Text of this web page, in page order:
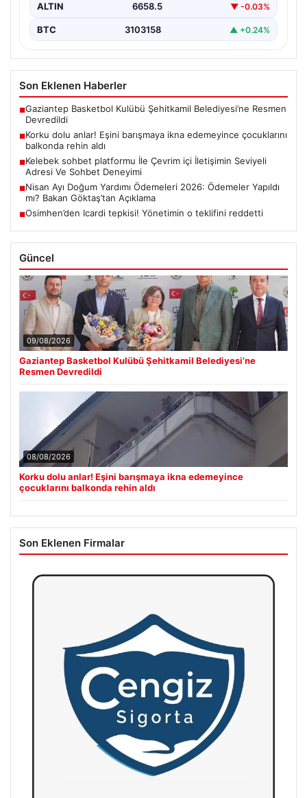
ALTIN 6658.5 ▼ -0.03%
BTC 3103158 ▲ +0.24%
Son Eklenen Haberler
■Gaziantep Basketbol Kulübü Şehitkamil Belediyesi’ne Resmen
Devredildi
■Korku dolu anlar! Eşini barışmaya ikna edemeyince çocuklarını
balkonda rehin aldı
■Kelebek sohbet platformu İle Çevrim içi İletişimin Seviyeli
Adresi Ve Sohbet Deneyimi
■Nisan Ayı Doğum Yardımı Ödemeleri 2026: Ödemeler Yapıldı
mı? Bakan Göktaş’tan Açıklama
■Osimhen’den Icardi tepkisi! Yönetimin o teklifini reddetti
Güncel
09/08/2026
Gaziantep Basketbol Kulübü Şehitkamil Belediyesi’ne
Resmen Devredildi
08/08/2026
Korku dolu anlar! Eşini barışmaya ikna edemeyince
çocuklarını balkonda rehin aldı
Son Eklenen Firmalar